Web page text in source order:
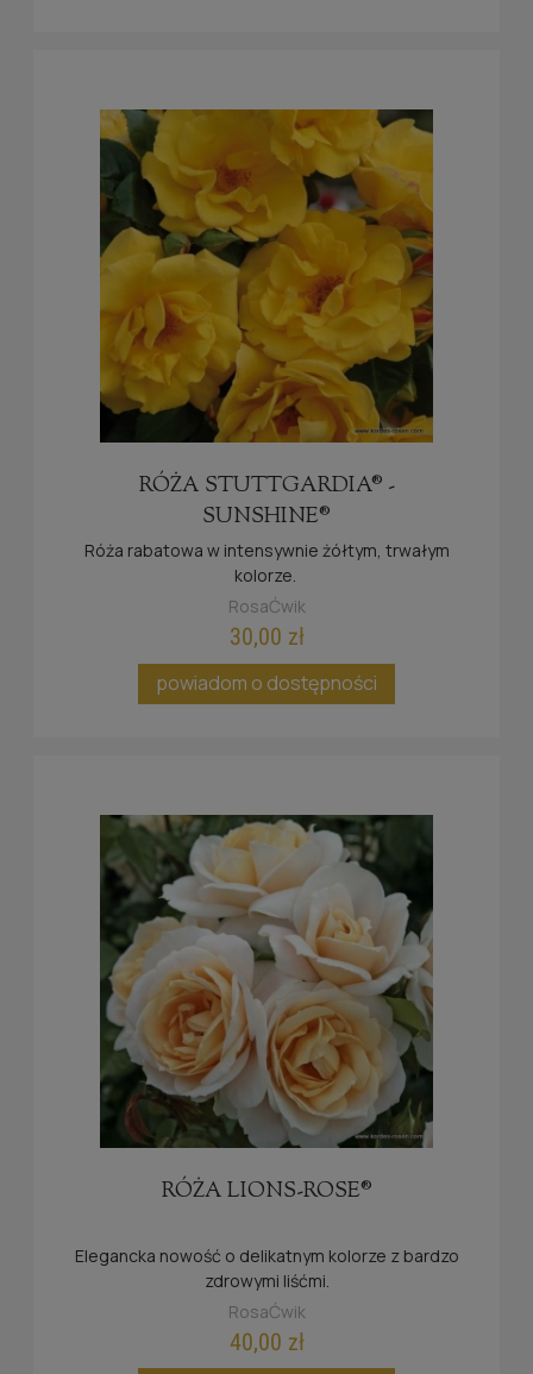
RÓŻA STUTTGARDIA® -
SUNSHINE®
Róża rabatowa w intensywnie żółtym, trwałym
kolorze.
RosaĆwik
30,00 zł
powiadom o dostępności
RÓŻA LIONS-ROSE®
Elegancka nowość o delikatnym kolorze z bardzo
zdrowymi liśćmi.
RosaĆwik
40,00 zł